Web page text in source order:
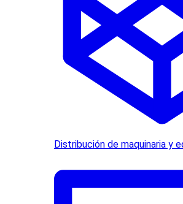
Distribución de maquinaria y